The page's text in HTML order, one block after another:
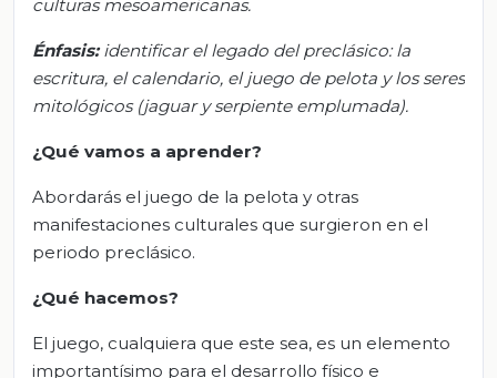
culturas mesoamericanas.
Énfasis:identificar el legado del preclásico: la
escritura, el calendario, el juego de pelota y los seres
mitológicos (jaguar y serpiente emplumada).
¿Qué vamos a aprender?
Abordarás el juego de la pelota y otras
manifestaciones culturales que surgieron en el
periodo preclásico.
¿Qué hacemos?
El juego, cualquiera que este sea, es un elemento
importantísimo para el desarrollo físico e